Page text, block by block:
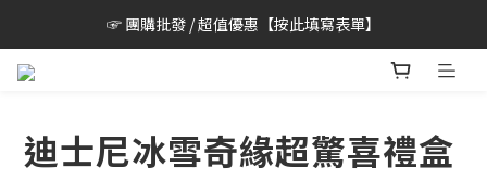
☞ 團購批發 / 超值優惠【按此填寫表單】
迪士尼冰雪奇緣超驚喜禮盒